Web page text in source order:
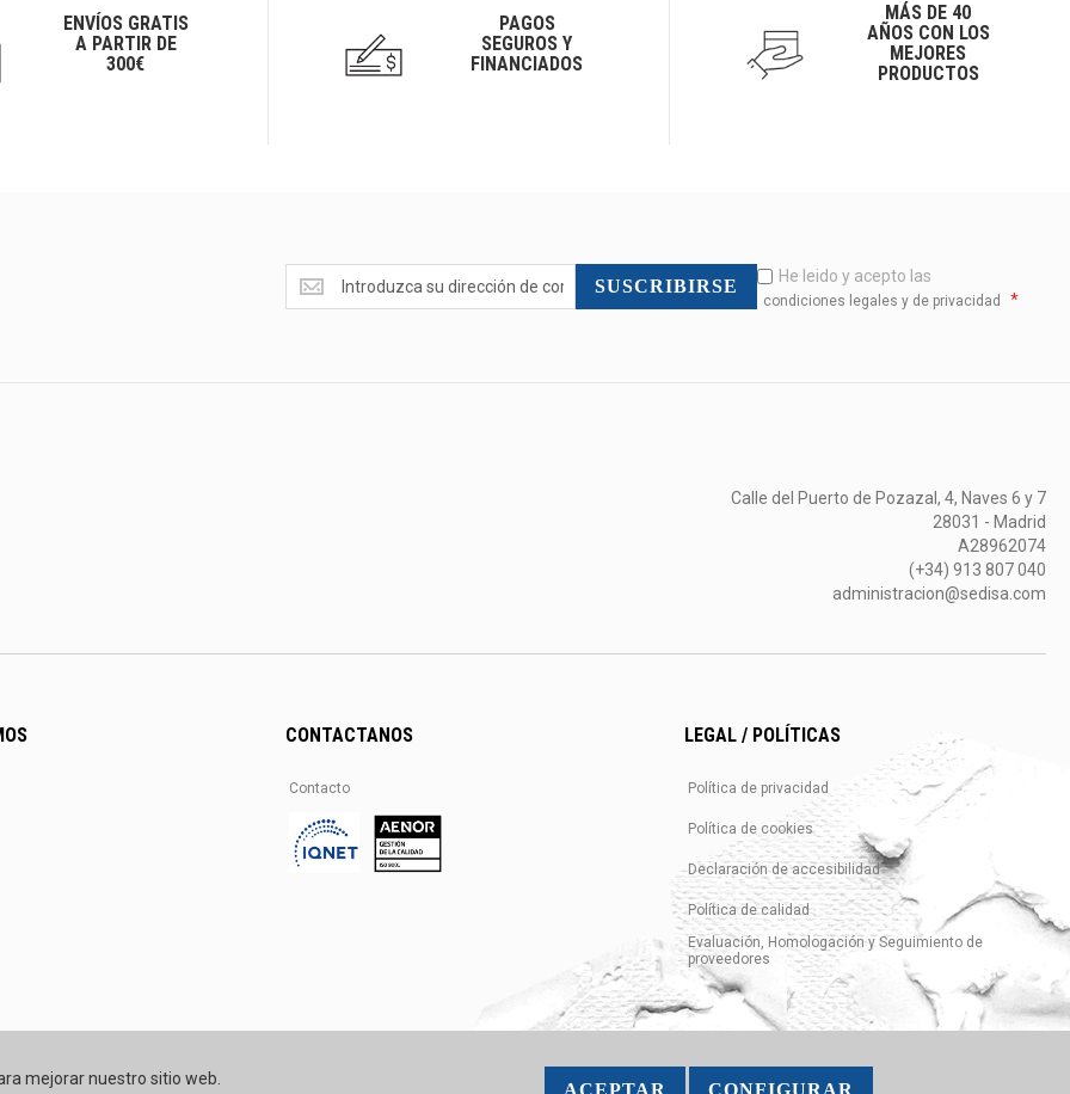
ENVÍOS GRATIS
A PARTIR DE
300€
PAGOS
SEGUROS Y
FINANCIADOS
MÁS DE 40
AÑOS CON LOS
MEJORES
PRODUCTOS
Ofertas
<br>Novedades
SUSCRIBIRSE He leido y acepto las
condiciones legales y de privacidad *
Calle del Puerto de Pozazal, 4, Naves 6 y 7
28031 - Madrid
A28962074
(+34) 913 807 040
administracion@sedisa.com
CONTACTANOS
Contacto
LEGAL / POLÍTICAS
Política de privacidad
Política de cookies
Declaración de accesibilidad
Política de calidad
Evaluación, Homologación y Seguimiento de
proveedores
mejorar nuestro sitio web.
ACEPTAR CONFIGURAR